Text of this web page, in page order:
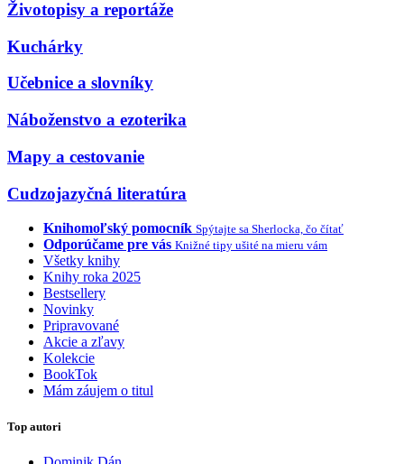
Životopisy a reportáže
Kuchárky
Učebnice a slovníky
Náboženstvo a ezoterika
Mapy a cestovanie
Cudzojazyčná literatúra
Knihomoľský pomocník Spýtajte sa Sherlocka, čo čítať
Odporúčame pre vás Knižné tipy ušité na mieru vám
Všetky knihy
Knihy roka 2025
Bestsellery
Novinky
Pripravované
Akcie a zľavy
Kolekcie
BookTok
Mám záujem o titul
Top autori